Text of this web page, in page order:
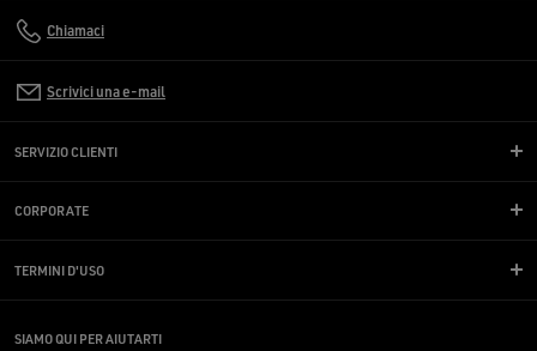
Chiamaci
Scrivici una e-mail
SERVIZIO CLIENTI
CORPORATE
TERMINI D'USO
SIAMO QUI PER AIUTARTI